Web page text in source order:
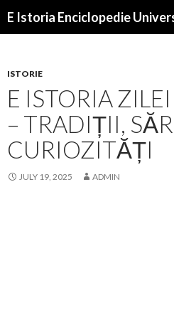
E Istoria Enciclopedie
ISTORIE
E ISTORIA
– TRADIȚII,
CURIOZITĂȚI
JULY 19, 2025 ADMIN